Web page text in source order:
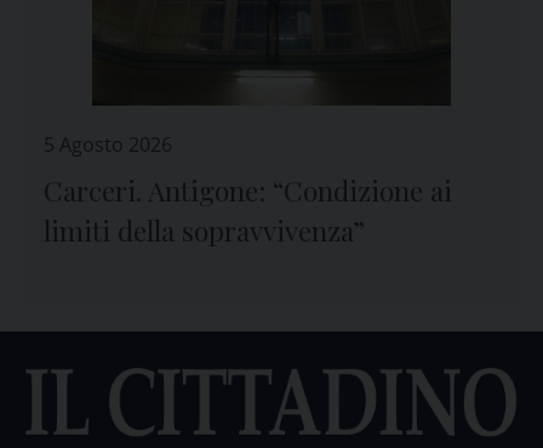
5 Agosto 2026
Carceri. Antigone: “Condizione ai
limiti della sopravvivenza”